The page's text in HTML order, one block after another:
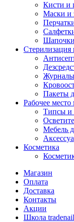
Кисти и
Маски и
Стерилизация
Пакеты
Рабочее место
Типсы и
Мебель
Косметика
Магазин
Оплата
Доставка
Контакты
Акции
Школа